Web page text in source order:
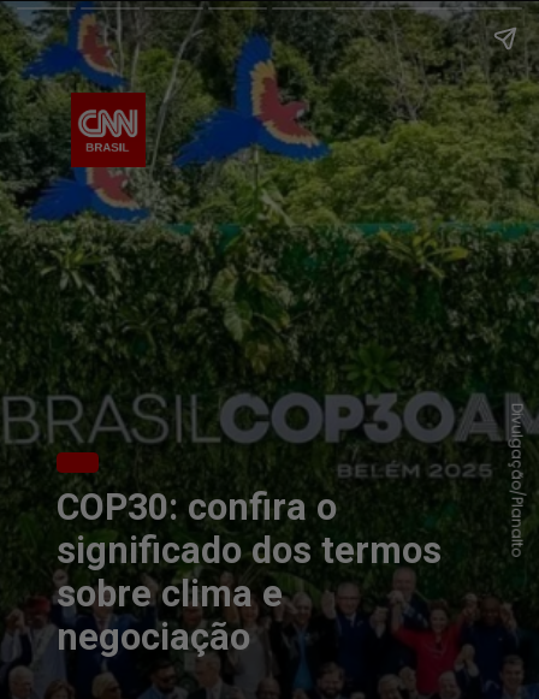
COP30: confira o
significado dos termos
sobre clima e
negociação
Divulgação/Planalto